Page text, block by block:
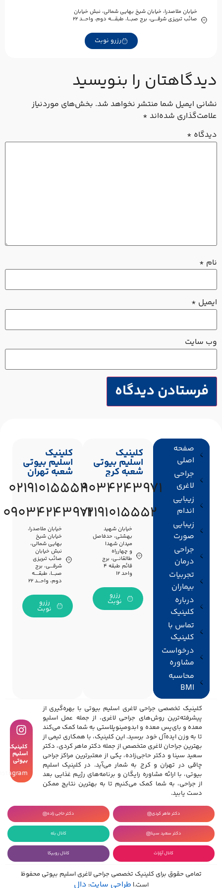
خیابان ملاصدرا، خیابان شیخ بهایی شمالی، نبش خیابان
صائب تبریزی شرقـــی، برج صبـــا، طبقــــه دوم، واحـــد ۲۲
رزرو نوبت
دیدگاهتان را بنویسید
نشانی ایمیل شما منتشر نخواهد شد. بخش‌های موردنیاز
علامت‌گذاری شده‌اند*
دیدگاه*
نام*
ایمیل*
وب‌ سایت
صفحه
اصلی
جراحی
لاغری
زیبایی
اندام
زیبایی
صورت
جراحی
درمان
تجربیات
بیماران
درباره
کلینیک
تماس با
کلینیک
درخواست
مشاوره
محاسبه
BMI
کلینیک
اسلیم بیوتی
شعبه کرج
09034243971
02191015552
خیابان شهید
بهشتی، حدفاصل
میدان شهدا
و چهارراه
طالقانــی، برج
قائم طبقه ۴
واحد ۱۲
رزرو
نوبت
کلینیک
اسلیم بیوتی
شعبه تهران
02191015552
09034243971
خیابان ملاصدرا،
خیابان شیخ
بهایی شمالی،
نبش خیابان
صائب تبریزی
شرقـــی، برج
صبـــا، طبقــــه
دوم، واحـــد ۲۲
رزرو
نوبت
کلینیک تخصصی جراحی لاغری اسلیم بیوتی با بهره‌گیری از
پیشرفته‌ترین روش‌های جراحی لاغری، از جمله عمل اسلیو
معده و بای‌پس معده و ابدومینوپلاستی به شما کمک می‌کند
تا به وزن ایده‌آل خود برسید. این کلینیک، با همکاری تیمی از
بهترین جراحان لاغری متخصص از جمله دکتر ماهر کردی، دکتر
سعید سینا و دکتر حاجی‌زاده، یکی از معتبرترین مراکز جراحی
چاقی در تهران و کرج به شمار می‌آید. در کلینیک اسلیم
بیوتی، با ارائه مشاوره رایگان و برنامه‌های رژیم غذایی بعد
از جراحی، به شما کمک می‌کنیم تا به بهترین نتایج ممکن
دست یابید.
کلینیک
اسلیم
بیوتی
Instagram
دکتر ماهر کردی دکتر حاجی زاده
دکتر سعید سینا کانال بله
کانال آپارات کانال روبیکا
تمامی حقوق برای کلینیک تخصصی جراحی لاغری اسلیم بیوتی محفوظ
است.|طراحی سایت:دال